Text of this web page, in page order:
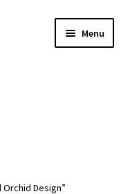
Menu
Design”